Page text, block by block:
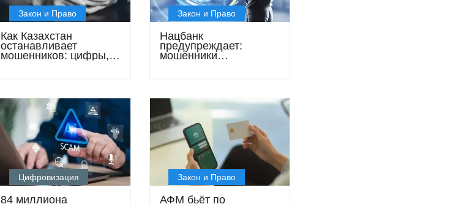
Закон и Право
Как Казахстан
останавливает
мошенников: цифры,
Закон и Право
Нацбанк
предупреждает:
мошенники
доход»
Цифровизация
84 миллиона
Закон и Право
АФМ бьёт по